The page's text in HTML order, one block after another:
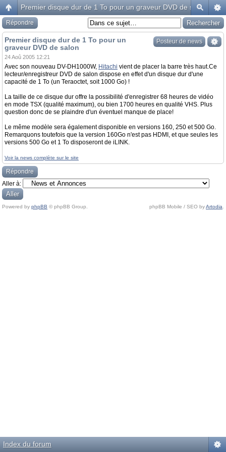
Premier disque dur de 1 To pour un graveur DVD de salon
Répondre
Posteur de news
Premier disque dur de 1 To pour un
graveur DVD de salon
24 Aoû 2005 12:21
Avec son nouveau DV-DH1000W, Hitachi vient de placer la barre très haut.Ce
lecteur/enregistreur DVD de salon dispose en effet d'un disque dur d'une
capacité de 1 To (un Teraoctet, soit 1000 Go) !
La taille de ce disque dur offre la possibilité d'enregistrer 68 heures de vidéo
en mode TSX (qualité maximum), ou bien 1700 heures en qualité VHS. Plus
question donc de se plaindre d'un éventuel manque de place!
Le même modèle sera également disponible en versions 160, 250 et 500 Go.
Remarquons toutefois que la version 160Go n'est pas HDMI, et que seules les
versions 500 Go et 1 To disposeront de iLINK.
Voir la news complète sur le site
Répondre
Aller à:
Powered by phpBB © phpBB Group. phpBB Mobile / SEO byArtodia
Index du forum